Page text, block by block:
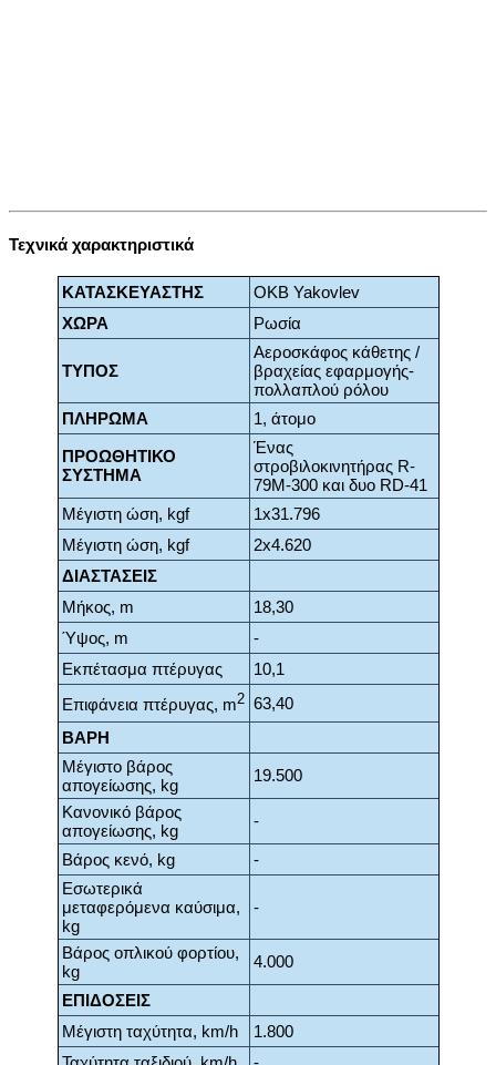
Τεχνικά χαρακτηριστικά
ΚΑΤΑΣΚΕΥΑΣΤΗΣ
OKB Yakovlev
ΧΩΡΑ
Ρωσία
ΤΥΠΟΣ
Αεροσκάφος κάθετης /
βραχείας εφαρμογής-
πολλαπλού ρόλου
ΠΛΗΡΩΜΑ
1, άτομο
ΠΡΟΩΘΗΤΙΚΟ
ΣΥΣΤΗΜΑ
Ένας
στροβιλοκινητήρας R-
79M-300 και δυο RD-41
Μέγιστη ώση, kgf
1x31.796
Μέγιστη ώση, kgf
2x4.620
ΔΙΑΣΤΑΣΕΙΣ
Μήκος, m
18,30
Ύψος, m
-
Εκπέτασμα πτέρυγας
10,1
Επιφάνεια πτέρυγας, m2
63,40
ΒΑΡΗ
Μέγιστο βάρος
απογείωσης, kg
19.500
Κανονικό βάρος
απογείωσης, kg
-
Βάρος κενό, kg
-
Εσωτερικά
μεταφερόμενα καύσιμα,
kg
-
Βάρος οπλικού φορτίου,
kg
4.000
ΕΠΙΔΟΣΕΙΣ
Μέγιστη ταχύτητα, km/h
1.800